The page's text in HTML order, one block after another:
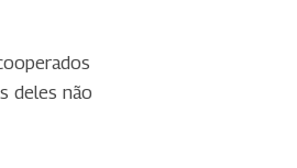
deles não